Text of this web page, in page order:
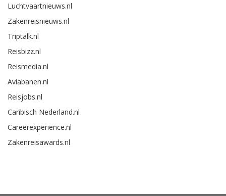
Luchtvaartnieuws.nl
Zakenreisnieuws.nl
Triptalk.nl
Reisbizz.nl
Reismedia.nl
Aviabanen.nl
Reisjobs.nl
Caribisch Nederland.nl
Careerexperience.nl
Zakenreisawards.nl